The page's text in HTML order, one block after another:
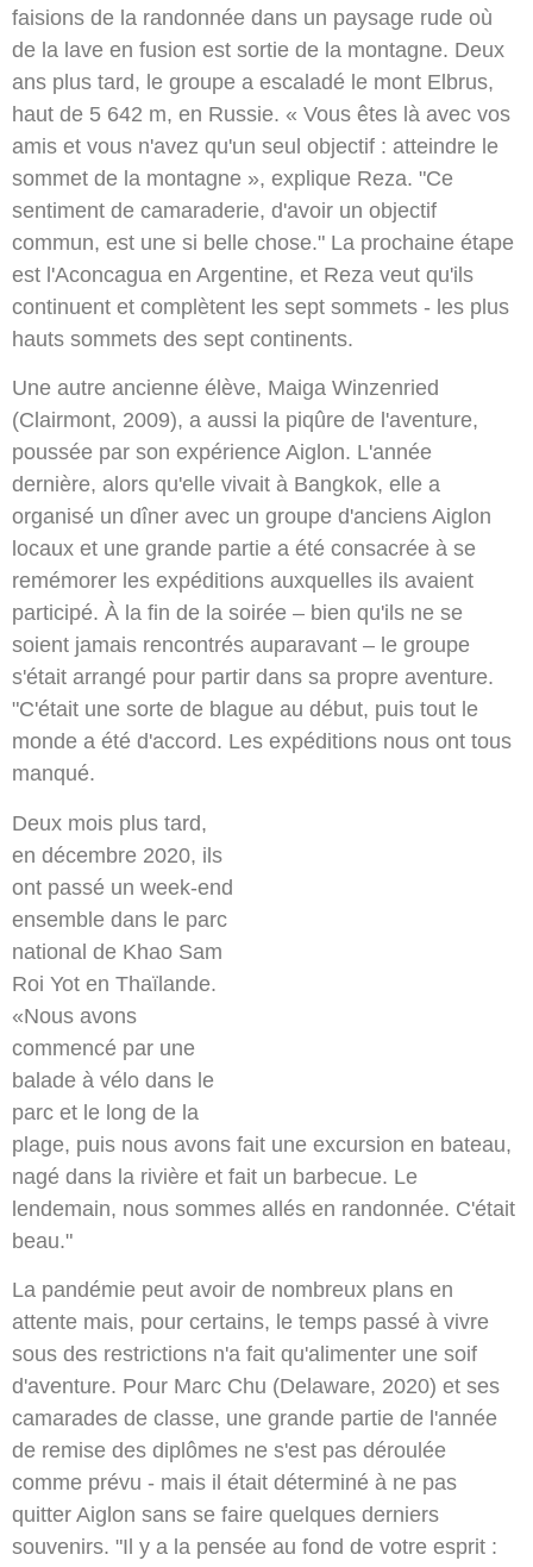
faisions de la randonnée dans un paysage rude où
de la lave en fusion est sortie de la montagne. Deux
ans plus tard, le groupe a escaladé le mont Elbrus,
haut de 5 642 m, en Russie. « Vous êtes là avec vos
amis et vous n'avez qu'un seul objectif : atteindre le
sommet de la montagne », explique Reza. "Ce
sentiment de camaraderie, d'avoir un objectif
commun, est une si belle chose." La prochaine étape
est l'Aconcagua en Argentine, et Reza veut qu'ils
continuent et complètent les sept sommets - les plus
hauts sommets des sept continents.
Une autre ancienne élève, Maiga Winzenried
(Clairmont, 2009), a aussi la piqûre de l'aventure,
poussée par son expérience Aiglon. L'année
dernière, alors qu'elle vivait à Bangkok, elle a
organisé un dîner avec un groupe d'anciens Aiglon
locaux et une grande partie a été consacrée à se
remémorer les expéditions auxquelles ils avaient
participé. À la fin de la soirée – bien qu'ils ne se
soient jamais rencontrés auparavant – le groupe
s'était arrangé pour partir dans sa propre aventure.
"C'était une sorte de blague au début, puis tout le
monde a été d'accord. Les expéditions nous ont tous
manqué.
Deux mois plus tard,
en décembre 2020, ils
ont passé un week-end
ensemble dans le parc
national de Khao Sam
Roi Yot en Thaïlande.
«Nous avons
commencé par une
balade à vélo dans le
parc et le long de la
plage, puis nous avons fait une excursion en bateau,
nagé dans la rivière et fait un barbecue. Le
lendemain, nous sommes allés en randonnée. C'était
beau."
La pandémie peut avoir de nombreux plans en
attente mais, pour certains, le temps passé à vivre
sous des restrictions n'a fait qu'alimenter une soif
d'aventure. Pour Marc Chu (Delaware, 2020) et ses
camarades de classe, une grande partie de l'année
de remise des diplômes ne s'est pas déroulée
comme prévu - mais il était déterminé à ne pas
quitter Aiglon sans se faire quelques derniers
souvenirs. "Il y a la pensée au fond de votre esprit :